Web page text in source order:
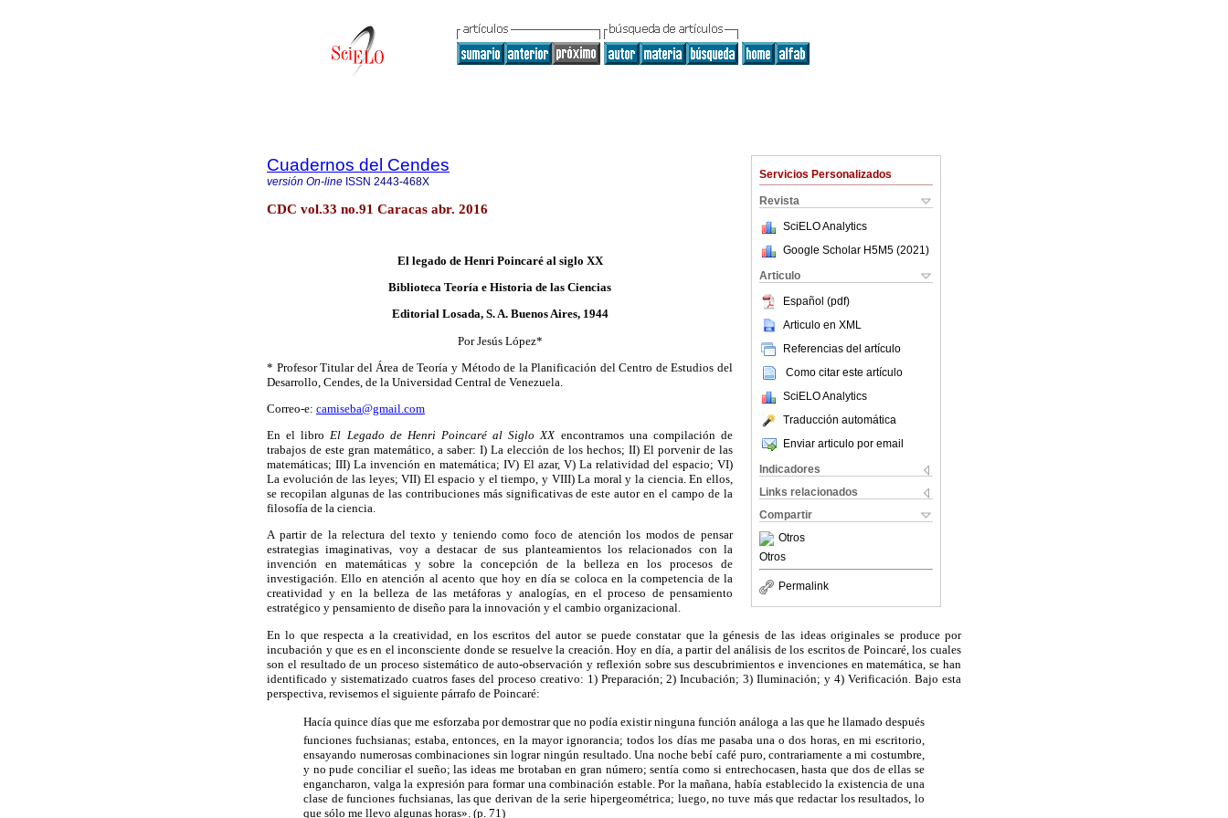
Servicios Personalizados
Revista
SciELO Analytics
Google Scholar H5M5 (2021 )
Articulo
Español (pdf)
Articulo en XML
Referencias del artículo
Como citar este artículo
SciELO Analytics
Traducción automática
Enviar articulo por email
Indicadores
Links relacionados
Compartir
Otros
Otros
Permalink
Cuadernos del Cendes
versión On-line ISSN 2443-468X
CDC vol.33 no.91 Caracas abr. 2016
El legado de Henri Poincaréal siglo XX
Biblioteca Teoría e Historia de las Ciencias
Editorial Losada, S. A. Buenos Aires, 1944
PorJesúsLópez*
* Profesor Titular del Área de Teoría y Método de la Planificación del Centro de Estudios del
Desarrollo, Cendes , de la Universidad Central de Venezuela.
Correo-e: camiseba@gmail.com
En el libroEl Legado de HenriPoincaré al Siglo XXencontramos una compilación de
trabajos de este gran matemático, a saber: I) La elección de los hechos; II) El porvenir de las
matemáticas; III) La invención en matemática; IV) El azar, V) La relatividad del espacio; VI)
La evolución de las leyes; VII) El espacio y el tiempo, y VIII) La moral y la ciencia. En ellos,
se recopilan algunas de las contribuciones más significativas de este autor en el campo de la
filosofía de la ciencia.
A partir de la relectura del texto y teniendo como foco de atención los modos de pensar
estrategias imaginativas, voy a destacar de sus planteamientos los relacionados con la
invención en matemáticas y sobre la concepción de la belleza en los procesos de
investigación. Ello en atención al acento que hoy en día se coloca en la competencia de la
creatividad y en la belleza de las metáforas y analogías, en el proceso de pensamiento
estratégico y pensamiento de diseño para la innovación y el cambio organizacional.
En lo que respecta a la creatividad, en los escritos del autor se puede constatar que la génesis de las ideas originales se produce por
incubación y que es en el inconsciente donde se resuelve la creación. Hoy en día, a partir del análisis de los escritos de Poincaré, los cuales
son el resultado de un proceso sistemático de auto-observación y reflexión sobre sus descubrimientos e invenciones en matemática, se han
identificado y sistematizado cuatros fases del proceso creativo: 1) Preparación; 2) Incubación; 3) Iluminación; y 4) Verificación. Bajo esta
perspectiva, revisemos el siguiente párrafo de Poincaré:
Hacía quince días que me esforzaba por demostrar que no podía existir ninguna función análoga a las que he llamado después
funcionesfuchsianas; estaba, entonces, en la mayor ignorancia; todos los días me pasaba una o dos horas, en mi escritorio,
ensayando numerosas combinaciones sin lograr ningún resultado. Una noche bebí café puro, contrariamente a mi costumbre,
y no pude conciliar el sueño; las ideas me brotaban en gran número; sentía como si entrechocasen, hasta que dos de ellas se
engancharon, valga la expresión para formar una combinación estable. Por la mañana, había establecido la existencia de una
clase de funcionesfuchsianas, las que derivan de la serie hipergeométrica; luego, no tuve más que redactar los resultados, lo
que sólo me llevo algunas horas». (p. 71)